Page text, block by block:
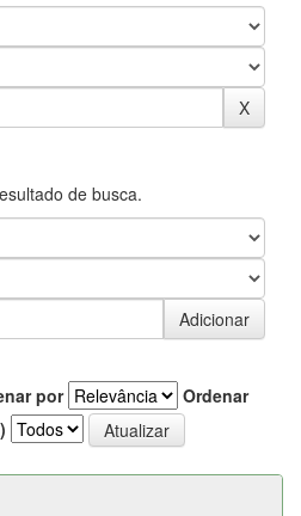
de busca.
por
Ordenar